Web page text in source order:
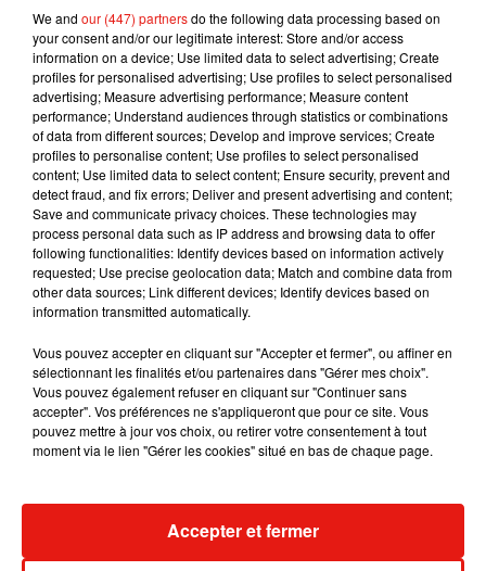
Il faut dire que l'artiste française la plus écoutée sur Spotify
dans le monde a souvent été attaquée sur les paroles de ses
chansons, parfois inspirées de l’argot de son pays d’origine,
le Mali. Certains n'hésitent pas à affirmer qu'elle maîtrise mal
le français à cause des expressions employées dans ses
morceaux à l'instar de"djadja"(menteur),"tu dead ça"(tu
fais bien quelque chose),
"je suis dans mon
comportement"(je suis bien dans ma peau) ou
encore"pookie"(dénonciateur).
7 août 2026
RÜFÜS DU SOL annonce un nouvel
album après sa tournée mondiale
We and our (447) partnersdo the following data processing based on
your consent and/or our legitimate interest: Store and/or access
information on a device; Use limited data to select advertising; Create
profiles for personalised advertising; Use profiles to select personalised
advertising; Measure advertising performance; Measure content
performance; Understand audiences through statistics or combinations
of data from different sources; Develop and improve services; Create
profiles to personalise content; Use profiles to select personalised
content; Use limited data to select content; Ensure security, prevent and
detect fraud, and fix errors; Deliver and present advertising and content;
Save and communicate privacy choices. These technologies may
process personal data such as IP address and browsing data to offer
following functionalities: Identify devices based on information actively
requested; Use precise geolocation data; Match and combine data from
other data sources; Link different devices; Identify devices based on
information transmitted automatically.
Vous pouvez accepter en cliquant sur "Accepter et fermer", ou affiner en
sélectionnant les finalités et/ou partenaires dans "Gérer mes choix".
Vous pouvez également refuser en cliquant sur "Continuer sans
accepter". Vos préférences ne s'appliqueront que pour ce site. Vous
pouvez mettre à jour vos choix, ou retirer votre consentement à tout
moment via le lien "Gérer les cookies" situé en bas de chaque page.
Accepter et fermer